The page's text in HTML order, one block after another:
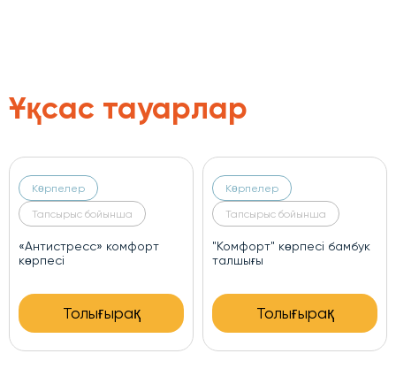
Ұқсас тауарлар
Көрпелер
Тапсырыс бойынша
«Антистресс» комфорт
көрпесі
Толығырақ
Көрпелер
Тапсырыс бойынша
"Комфорт" көрпесі бамбук
талшығы
Толығырақ